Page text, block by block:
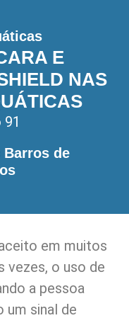
E
NAS
91
de
em muitos
vezes, o uso de
a pessoa
um sinal de